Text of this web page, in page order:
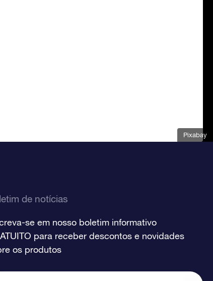
Pixabay
de notícias
se em nosso boletim informativo
para receber descontos e novidades
os produtos